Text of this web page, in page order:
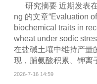
研究摘要 近期发表
ng 的文章“Evaluation
biochemical traits in
wheat under sodic
在盐碱土壤中维持产量
现，脯氨酸积累、钾离
2026-7-16 14:59